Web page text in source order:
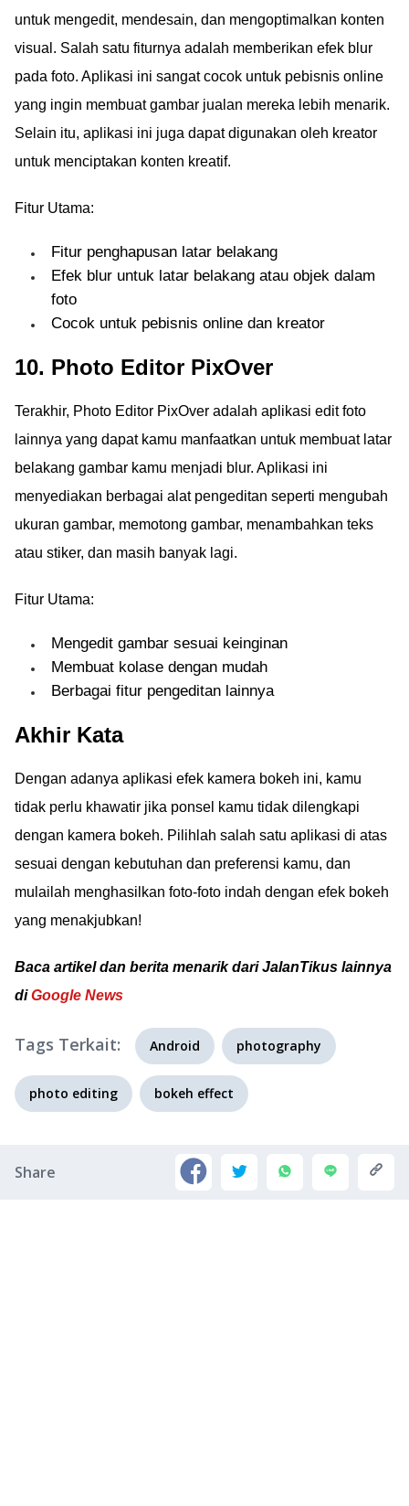
untuk mengedit, mendesain, dan mengoptimalkan konten
visual. Salah satu fiturnya adalah memberikan efek blur
pada foto. Aplikasi ini sangat cocok untuk pebisnis online
yang ingin membuat gambar jualan mereka lebih menarik.
Selain itu, aplikasi ini juga dapat digunakan oleh kreator
untuk menciptakan konten kreatif.
Fitur Utama:
Fitur penghapusan latar belakang
Efek blur untuk latar belakang atau objek dalam
foto
Cocok untuk pebisnis online dan kreator
10. Photo Editor PixOver
Terakhir, Photo Editor PixOver adalah aplikasi edit foto
lainnya yang dapat kamu manfaatkan untuk membuat latar
belakang gambar kamu menjadi blur. Aplikasi ini
menyediakan berbagai alat pengeditan seperti mengubah
ukuran gambar, memotong gambar, menambahkan teks
atau stiker, dan masih banyak lagi.
Fitur Utama:
Mengedit gambar sesuai keinginan
Membuat kolase dengan mudah
Berbagai fitur pengeditan lainnya
Akhir Kata
Dengan adanya aplikasi efek kamera bokeh ini, kamu
tidak perlu khawatir jika ponsel kamu tidak dilengkapi
dengan kamera bokeh. Pilihlah salah satu aplikasi di atas
sesuai dengan kebutuhan dan preferensi kamu, dan
mulailah menghasilkan foto-foto indah dengan efek bokeh
yang menakjubkan!
Baca artikel dan berita menarik dari JalanTikus lainnya
diGoogle News
Tags Terkait: Android photography
photo editing bokeh effect
Share